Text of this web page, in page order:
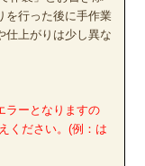
を行った後に手作業
仕上がりは少し異な
ラーとなりますの
ください。(例：は